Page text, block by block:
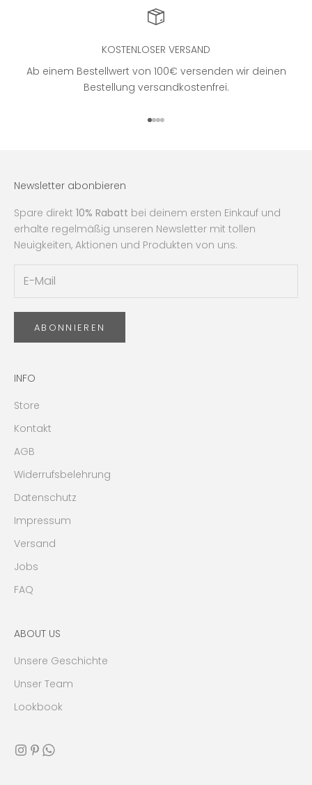
KOSTENLOSER VERSAND
Ab einem Bestellwert von 100€ versenden wir deinen
Bestellung versandkostenfrei.
Gehe zu Element 1
Gehe zu Element 2
Gehe zu Element 3
Gehe zu Element 4
Newsletter abonbieren
Spare direkt 10% Rabatt bei deinem ersten Einkauf und
erhalte regelmäßig unseren Newsletter mit tollen
Neuigkeiten, Aktionen und Produkten von uns.
ABONNIEREN
INFO
Store
Kontakt
AGB
Widerrufsbelehrung
Datenschutz
Impressum
Versand
Jobs
FAQ
ABOUT US
Unsere Geschichte
Unser Team
Lookbook